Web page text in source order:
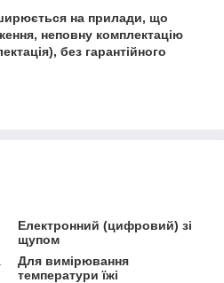
на прилади, що
неповну комплектацію
без гарантійного
Електронний (цифровий) зі
щупом
Для вимірювання
температури їжі